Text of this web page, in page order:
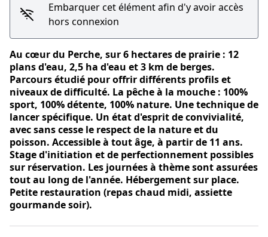
Embarquer cet élément afin d'y avoir accès
hors connexion
Au cœur du Perche, sur 6 hectares de prairie : 12
plans d'eau, 2,5 ha d'eau et 3 km de berges.
Parcours étudié pour offrir différents profils et
niveaux de difficulté. La pêche à la mouche : 100%
sport, 100% détente, 100% nature. Une technique de
lancer spécifique. Un état d'esprit de convivialité,
avec sans cesse le respect de la nature et du
poisson. Accessible à tout âge, à partir de 11 ans.
Stage d'initiation et de perfectionnement possibles
sur réservation. Les journées à thème sont assurées
tout au long de l'année. Hébergement sur place.
Petite restauration (repas chaud midi, assiette
gourmande soir).